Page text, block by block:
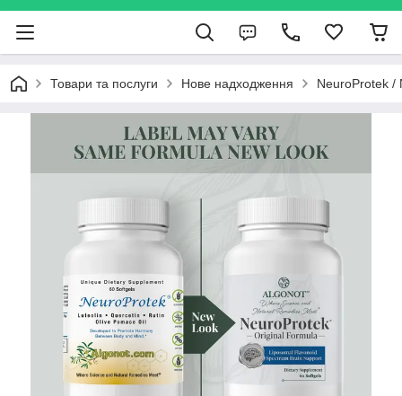
Товари та послуги Нове надходження NeuroProtek /